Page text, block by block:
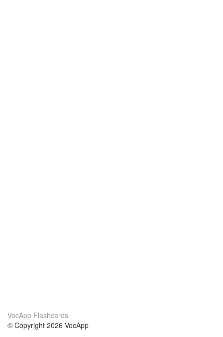
VocApp Flashcards
© Copyright 2026 VocApp